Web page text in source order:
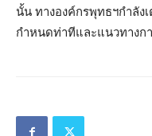
นั้น ทางองค์กรพุทธฯกำลัง
กำหนดท่าทีและแนวทางก